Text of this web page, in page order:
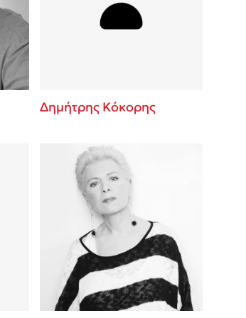
Δημήτρης Κόκορης